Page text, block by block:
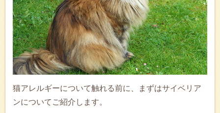
猫アレルギーについて触れる前に、まずはサイベリア
ンについてご紹介します。